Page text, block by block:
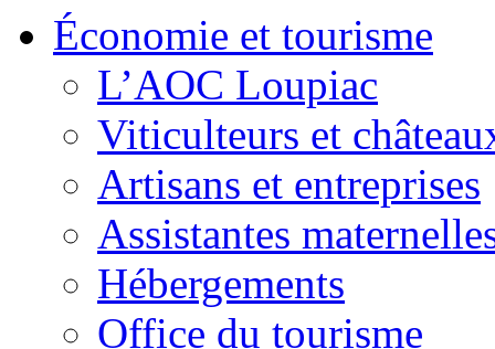
Économie et tourisme
L’AOC Loupiac
Viticulteurs et
Artisans et entreprises
Assistantes
Hébergements
Office du tourisme